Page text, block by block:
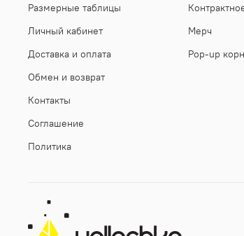
Размерные таблицы
Личный кабинет
Доставка и оплата
Обмен и возврат
Контакты
Соглашение
Политика
Мерч
Pop-up